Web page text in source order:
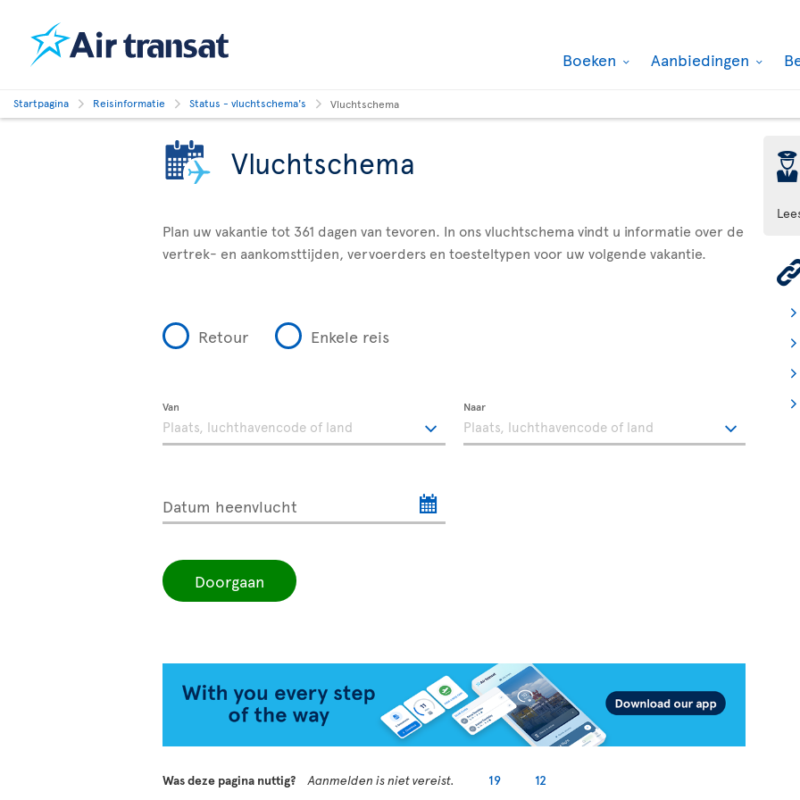
Boeken Aanbiedingen
Startpagina Reisinformatie Status - vluchtschema's Vluchtschema
Vluchtschema
Plan uw vakantie tot 361 dagen van tevoren. In ons vluchtschema vindt u informatie over de
vertrek- en aankomsttijden, vervoerders en toesteltypen voor uw volgende vakantie.
Retour Enkele reis
Van Naar
Datum heenvlucht
Doorgaan
þ
Was deze pagina nuttig? Aanmelden is niet vereist. 19 12